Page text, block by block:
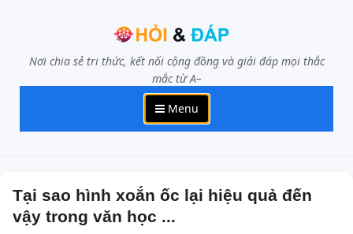
Nơi chia sẻ tri thức, kết nối cộng đồng và giải đáp mọi thắc
mắc từ A–
Menu
Tại sao hình xoắn ốc lại hiệu quả đến
vậy trong văn học ...